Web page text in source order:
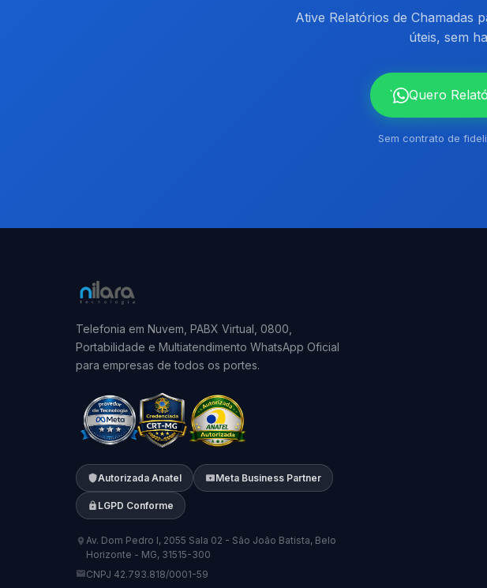
Ative Relatórios de Chamadas
úteis, sem
` Quero
Sem contrato de
Telefonia em Nuvem, PABX Virtual, 0800,
Portabilidade e Multiatendimento WhatsApp Oficial
para empresas de todos os portes.
Autorizada Anatel Meta Business Partner
LGPD Conforme
Av. Dom Pedro I, 2055 Sala 02 - São João Batista, Belo
Horizonte - MG, 31515-300
CNPJ 42.793.818/0001-59